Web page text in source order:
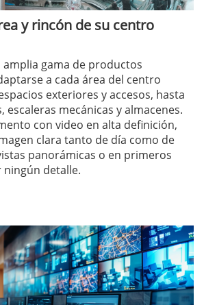
y rincón de su centro
gama de productos
a cada área del centro
exteriores y accesos, hasta
escaleras mecánicas y almacenes.
con video en alta definición,
clara tanto de día como de
panorámicas o en primeros
ningún detalle.